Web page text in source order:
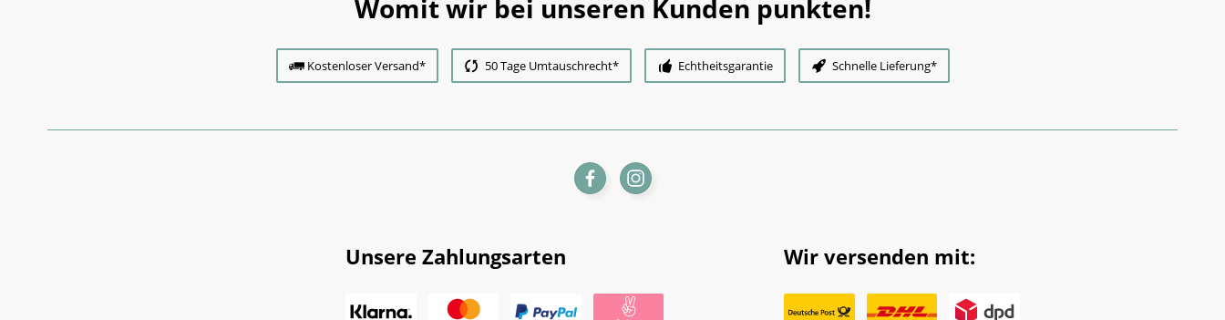
Womit wir bei unseren Kunden punkten!
Kostenloser Versand* 50 Tage Umtauschrecht* Echtheitsgarantie Schnelle Lieferung*
Unsere Zahlungsarten Wir versenden mit: